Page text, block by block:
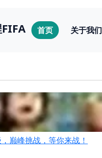
首页 关于我们
巅峰挑战，等你来战！